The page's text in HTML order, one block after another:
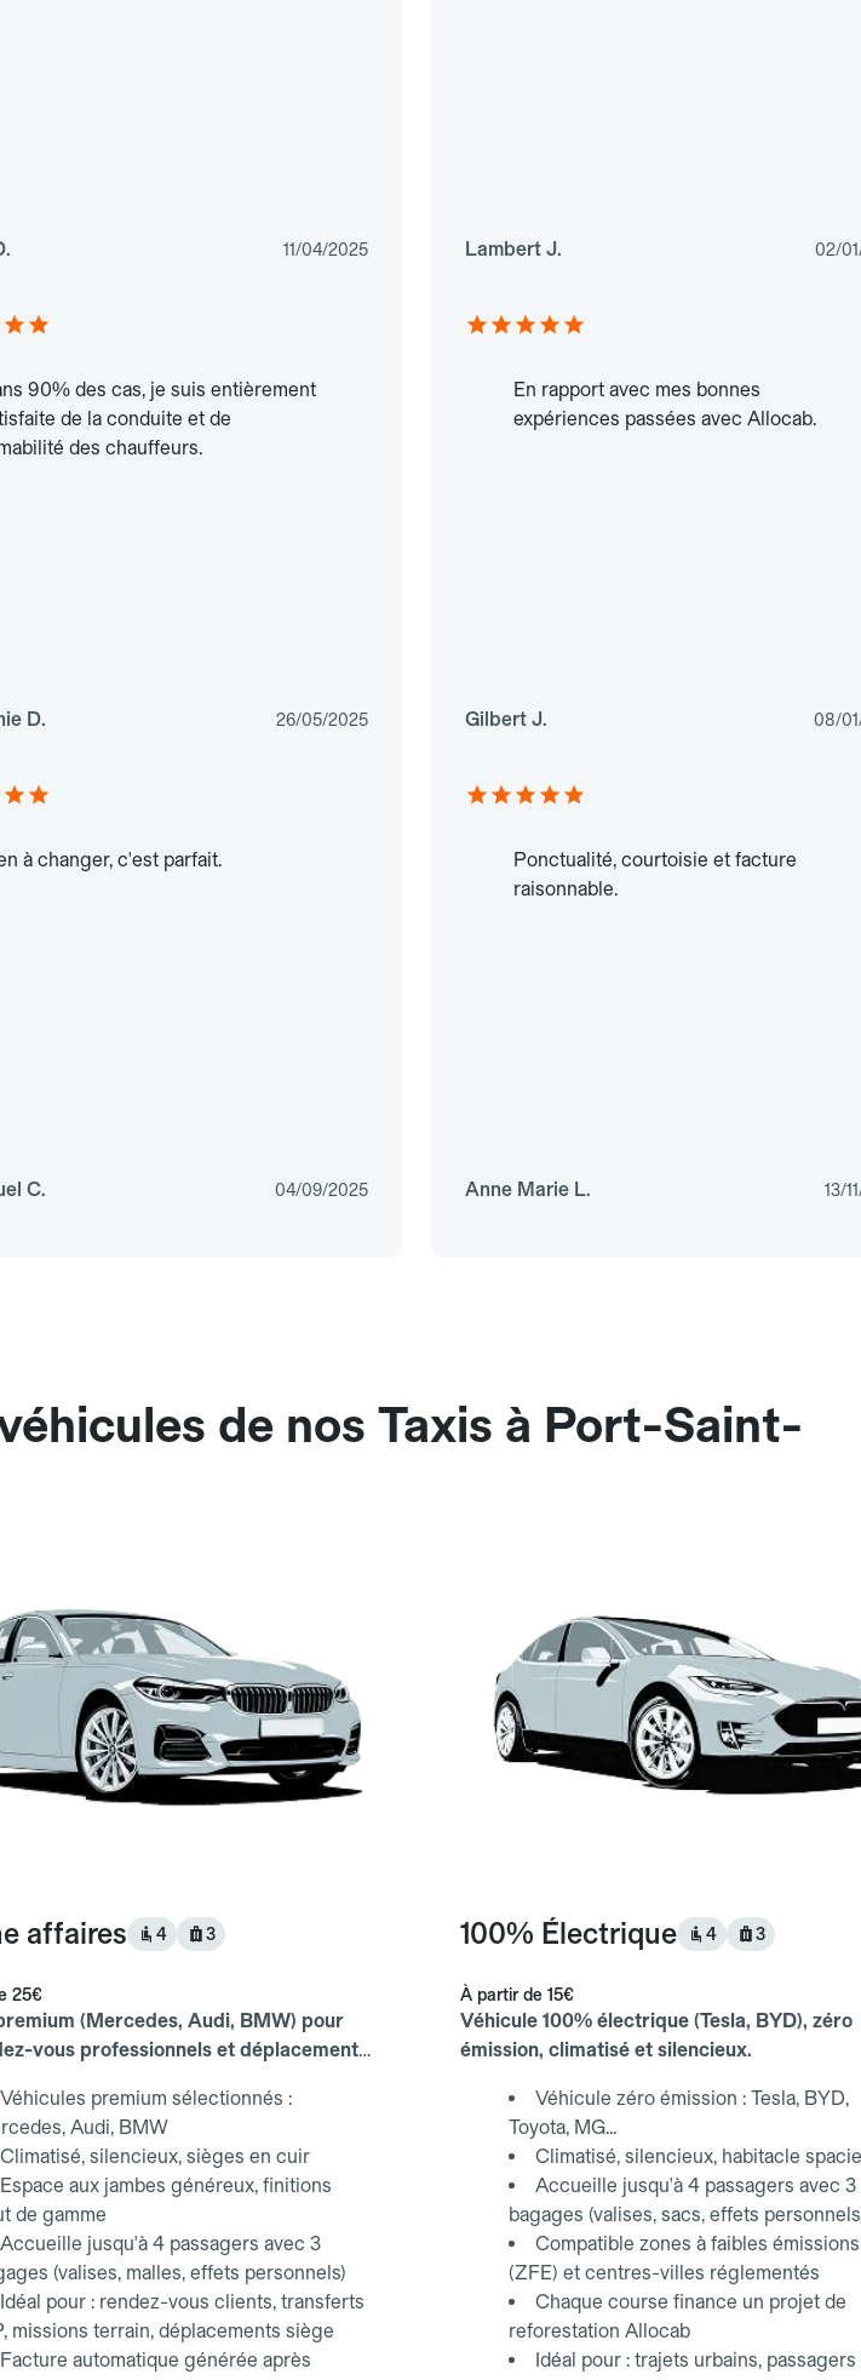
11/04/2025 Lambert J. 02/
90% des cas, je suis entièrement
de la conduite et de
des chauffeurs.
D. 26/05/2025
En rapport avec mes bonnes
expériences passées avec Allocab.
Gilbert J. 08/
à changer, c'est parfait.
C. 04/09/2025
Ponctualité, courtoisie et facture
raisonnable.
Anne Marie L. 13/
de nos Taxis à Port-Saint-
affaires 4 3
25€
(Mercedes, Audi, BMW) pour
vous professionnels et déplacements
Véhicules premium sélectionnés :
Audi, BMW
Climatisé, silencieux, sièges en cuir
Espace aux jambes généreux, finitions
de gamme
Accueille jusqu'à 4 passagers avec 3
(valises, malles, effets personnels)
Idéal pour : rendez-vous clients, transferts
missions terrain, déplacements siège
Facture automatique générée après
100% Électrique 4 3
À partir de 15€
Véhicule 100% électrique (Tesla, BYD), zéro
émission, climatisé et silencieux.
Véhicule zéro émission : Tesla, BYD,
Toyota, MG...
Climatisé, silencieux, habitacle
Accueille jusqu'à 4 passagers avec 3
bagages (valises, sacs, effets
Compatible zones à faibles émissions
(ZFE) et centres-villes réglementés
Chaque course finance un projet de
reforestation Allocab
Idéal pour : trajets urbains, passagers